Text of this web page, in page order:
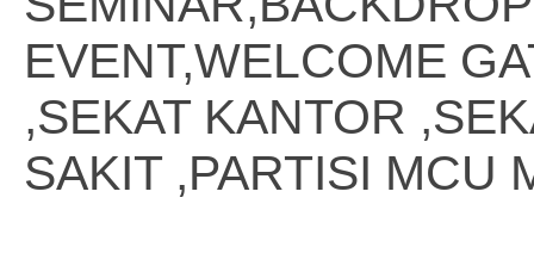
EVENT,WELCOME
,SEKAT KANTOR
SAKIT ,PARTISI MCU